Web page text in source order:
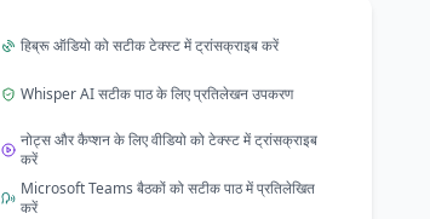
हिब्रू ऑडियो को सटीक टेक्स्ट में ट्रांसक्राइब करें
Whisper AI सटीक पाठ के लिए प्रतिलेखन उपकरण
नोट्स और कैप्शन के लिए वीडियो को टेक्स्ट में ट्रांसक्राइब
करें
Microsoft Teams बैठकों को सटीक पाठ में प्रतिलेखित
करें